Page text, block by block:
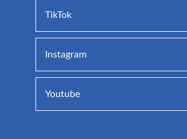
TikTok
Instagram
Youtube